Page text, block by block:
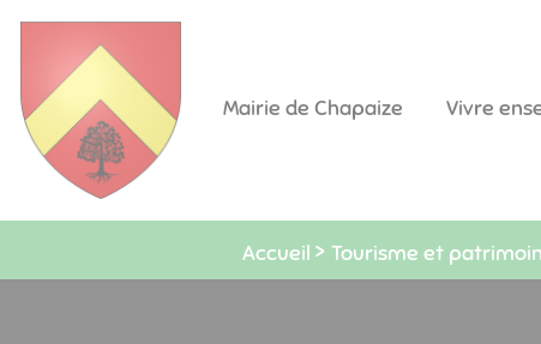
Lien
rapide
au
menu
Lien
rapide
au
contenu
principal
Lien
rapide
recherche
Lien
rapide
au
pied
Mairie de Chapaize Vivre
Accueil Tourisme et
Panneau de gestion des cookies